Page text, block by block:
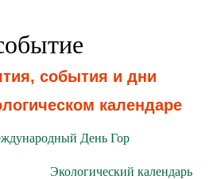
события и дни
календаре
День Гор
Экологический календарь